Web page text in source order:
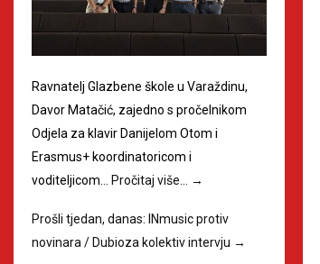
Ravnatelj Glazbene škole u Varaždinu,
Davor Matačić, zajedno s pročelnikom
Odjela za klavir Danijelom Otom i
Erasmus+ koordinatoricom i
voditeljicom…
Pročitaj više… →
Prošli tjedan, danas: INmusic protiv
novinara / Dubioza kolektiv intervju →